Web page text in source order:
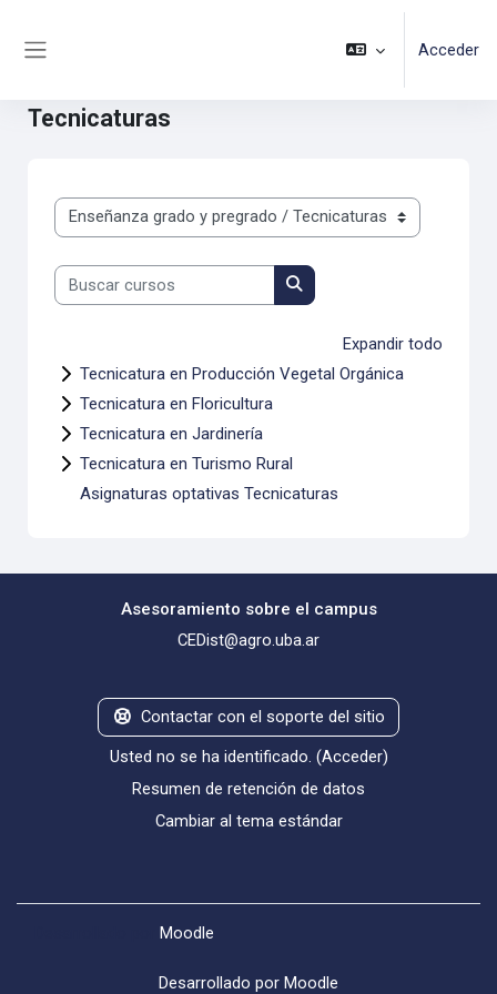
Acceder
Tecnicaturas
Categorías
Buscar cursos
Buscar cursos
Expandir todo
Tecnicatura en Producción Vegetal Orgánica
Tecnicatura en Floricultura
Tecnicatura en Jardinería
Tecnicatura en Turismo Rural
Asignaturas optativas Tecnicaturas
Asesoramiento sobre el campus
CEDist@agro.uba.ar
Contactar con el soporte del sitio
Usted no se ha identificado. (Acceder)
Resumen de retención de datos
Cambiar al tema estándar
Moodle
Desarrollado por Moodle